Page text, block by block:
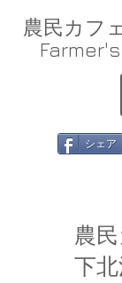
農民カフ
シェア
農
下